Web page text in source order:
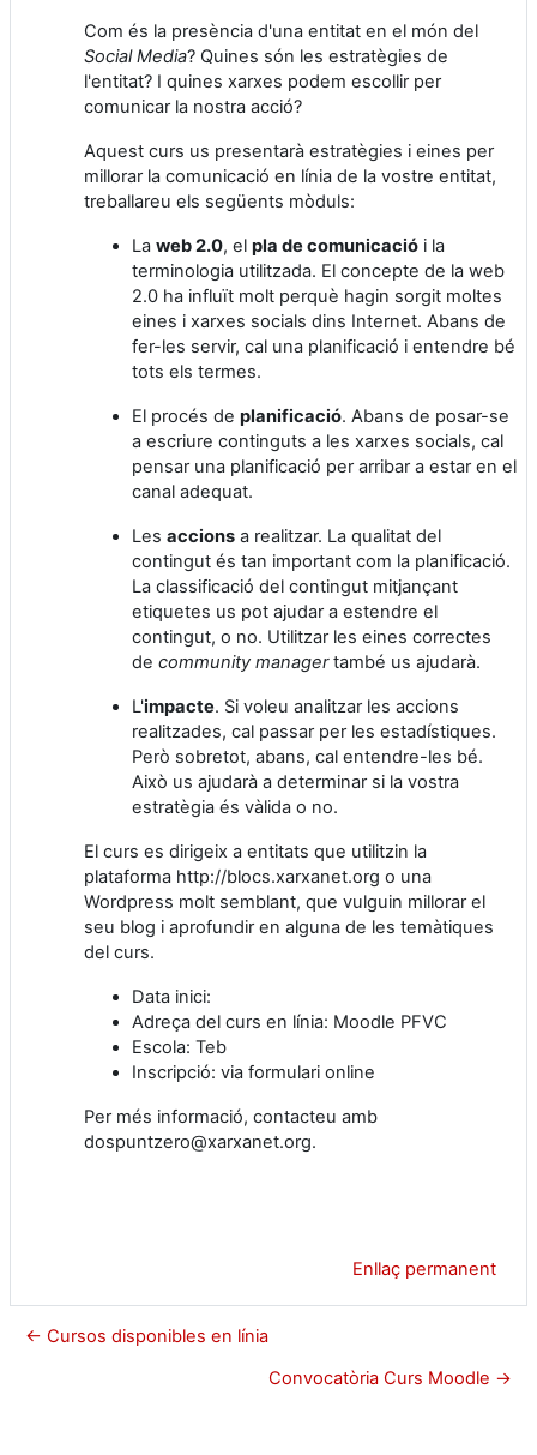
Com és la presència d'una entitat en el món del
Social Media? Quines són les estratègies de
l'entitat? I quines xarxes podem escollir per
comunicar la nostra acció?
Aquest curs us presentarà estratègies i eines per
millorar la comunicació en línia de la vostre entitat,
treballareu els següents mòduls:
La web 2.0, el pla de comunicació i la
terminologia utilitzada. El concepte de la web
2.0 ha influït molt perquè hagin sorgit moltes
eines i xarxes socials dins Internet. Abans de
fer-les servir, cal una planificació i entendre bé
tots els termes.
El procés de planificació. Abans de posar-se
a escriure continguts a les xarxes socials, cal
pensar una planificació per arribar a estar en el
canal adequat.
Les accions a realitzar. La qualitat del
contingut és tan important com la planificació.
La classificació del contingut mitjançant
etiquetes us pot ajudar a estendre el
contingut, o no. Utilitzar les eines correctes
de community managertambé us ajudarà.
L'impacte. Si voleu analitzar les accions
realitzades, cal passar per les estadístiques.
Però sobretot, abans, cal entendre-les bé.
Això us ajudarà a determinar si la vostra
estratègia és vàlida o no.
El curs es dirigeix a entitats que utilitzin la
plataforma http://blocs.xarxanet.org o una
Wordpress molt semblant, que vulguin millorar el
seu blog i aprofundir en alguna de les temàtiques
del curs.
Data inici:
Adreça del curs en línia: Moodle PFVC
Escola: Teb
Inscripció: via formulari online
Per més informació, contacteu amb
dospuntzero@xarxanet.org.
Enllaç permanent
← Cursos disponibles en línia
Convocatòria Curs Moodle →